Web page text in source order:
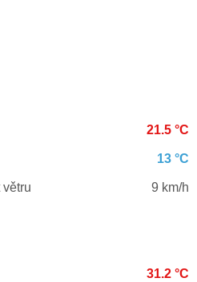
21.5 °C
13 °C
9 km/h
31.2 °C